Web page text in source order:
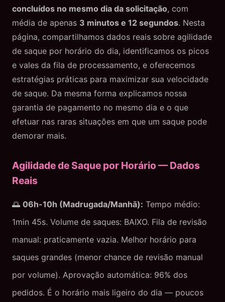
concluídos no mesmo dia da solicitação, com
média de apenas 3 minutos e 12 segundos. Nesta
página, compartilhamos dados reais sobre agilidade
de saque por horário do dia, identificamos os picos
e vales da fila de processamento, e oferecemos
estratégias práticas para maximizar sua velocidade
de saque. Da mesma forma explicamos nossa
garantia de pagamento no mesmo dia e o que
efetuar nas raras situações em que um saque pode
demorar mais.
Agilidade de Saque por Horário — Dados
Reais
🌅 06h-10h (Madrugada/Manhã): Tempo médio:
1min 45s. Volume de saques: BAIXO. Fila de revisão
manual: praticamente vazia. Melhor horário para
saques grandes (menor chance de revisão manual
por volume). Aprovação automática: 96% dos
pedidos. É o horário mais ligeiro do dia — poucos